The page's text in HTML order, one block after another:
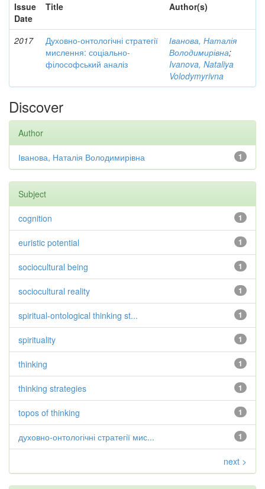
Issue
Date
Title Author(s)
2017
Духовно-онтологічні стратегії
мислення: соціально-
філософський аналіз
Іванова, Наталія
Володимирівна;
Ivanova, Nataliya
Volodymyrivna
Discover
Author
1
Іванова, Наталія Володимирівна
Subject
1
cognition
1
euristic potential
1
sociocultural being
1
sociocultural reality
1
spiritual-ontological thinking st...
1
spirituality
1
thinking
1
thinking strategies
1
topos of thinking
1
духовно-онтологічні стратегії мис...
next >